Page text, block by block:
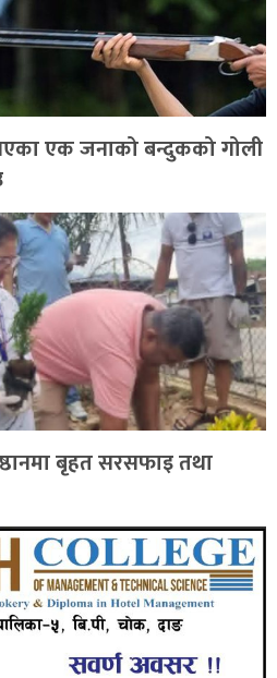
एक जनाको बन्दुकको गोली
बृहत सरसफाइ तथा